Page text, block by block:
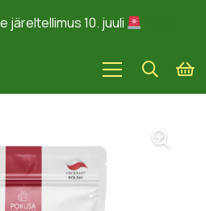
järeltellimus 10. juuli